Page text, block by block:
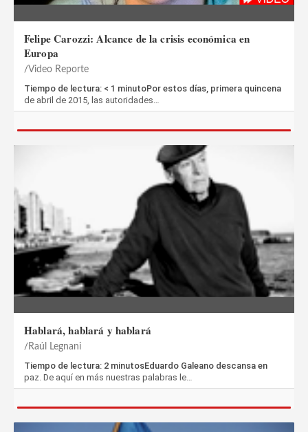
Felipe Carozzi: Alcance de la crisis económica en
Europa
Video Reporte
Tiempo de lectura: < 1 minutoPor estos días, primera quincena
de abril de 2015, las autoridades…
Hablará, hablará y hablará
Raúl Legnani
Tiempo de lectura: 2 minutosEduardo Galeano descansa en
paz. De aquí en más nuestras palabras le…